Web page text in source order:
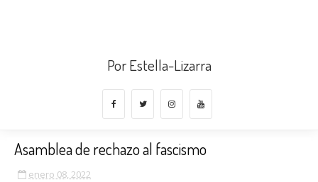
Por Estella-Lizarra
Asamblea de rechazo al fascismo
enero 08, 2022